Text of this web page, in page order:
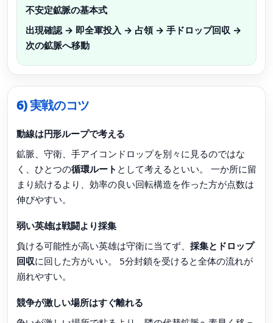
不安定鉱脈の基本式
出現確認 → 即全軍投入 → 占領 → 手ドロップ回収 →
次の鉱脈へ移動
6) 実戦のコツ
動線は円形ループで考える
鉱脈、守衛、手アイコンドロップを別々に見るのではな
く、ひとつの循環ルート として考えるといい。 一か所に留
まり続けるより、効率の良い回転構造を作った方が点数は
伸びやすい。
弱い英雄は戦闘より採集
負ける可能性が高い英雄は守衛に当てず、 採集とドロップ
回収に回した方がいい。 5分封鎖を受けると全体の流れが
崩れやすい。
競争が激しい場所はすぐ離れる